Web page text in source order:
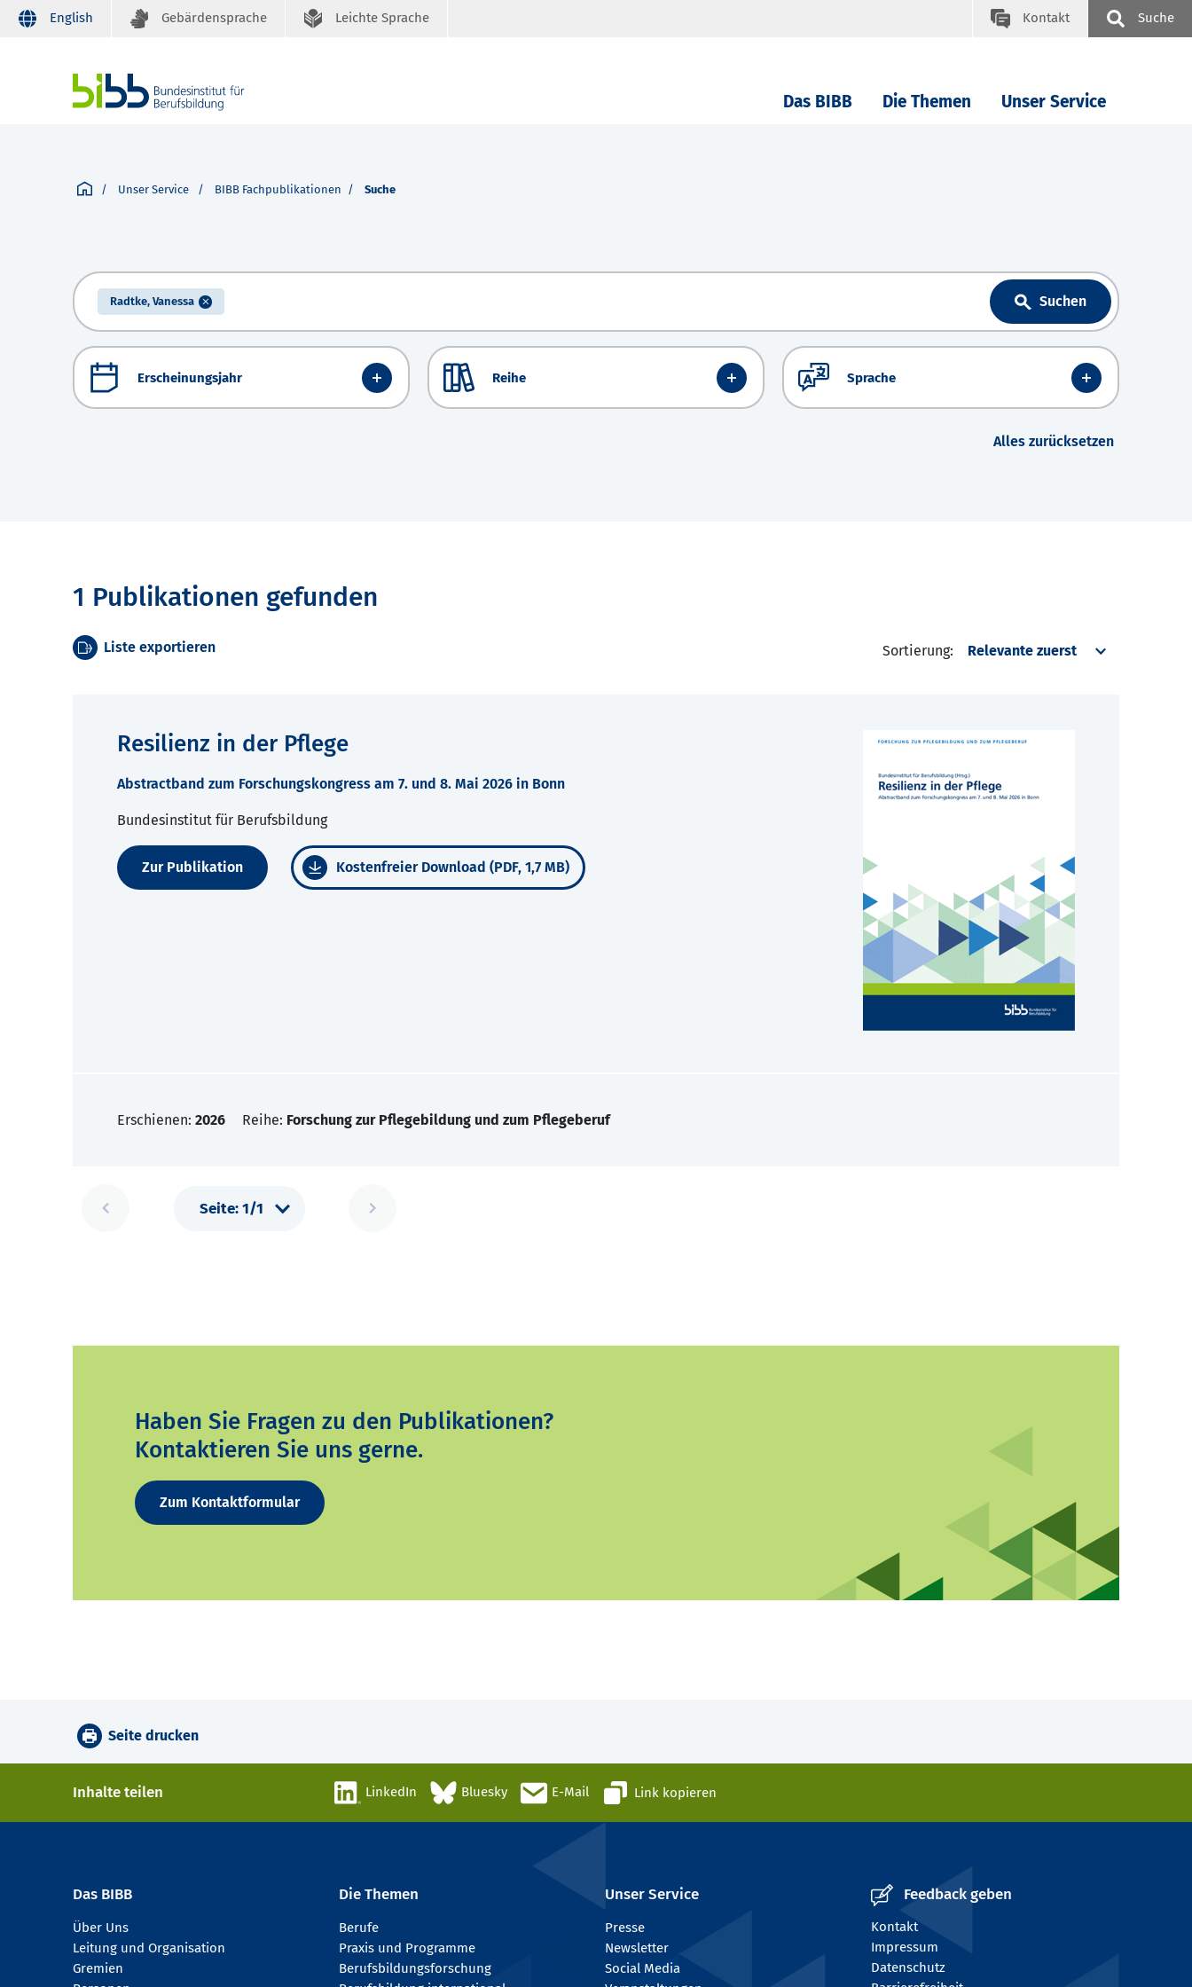
English Gebärdensprache Leichte Sprache Kontakt Suche
Das BIBB Die Themen Unser Service
Unser Service BIBB Fachpublikationen Suche
Radtke, Vanessa Suchen
Erscheinungsjahr Reihe Sprache
Alles zurücksetzen
1 Publikationen gefunden
Liste exportieren Sortierung:
Resilienz in der Pflege
Abstractband zum Forschungskongress am 7. und 8. Mai 2026 in Bonn
Bundesinstitut für Berufsbildung
Zur Publikation Kostenfreier Download (PDF, 1,7 MB)
Erschienen: 2026 Reihe: Forschung zur Pflegebildung und zum Pflegeberuf
Haben Sie Fragen zu den Publikationen?
Kontaktieren Sie uns gerne.
Zum Kontaktformular
Seite drucken
Inhalte teilen LinkedIn Bluesky E-Mail Link kopieren
Das BIBB
Über Uns
Leitung und Organisation
Gremien
Die Themen
Berufe
Praxis und Programme
Berufsbildungsforschung
Unser Service
Presse
Newsletter
Social Media
Feedback geben
Kontakt
Impressum
Datenschutz